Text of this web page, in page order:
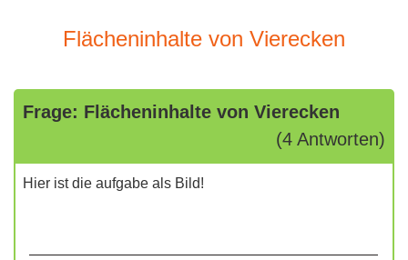
Flächeninhalte von Vierecken
Frage: Flächeninhalte von Vierecken
(4 Antworten)
Hier ist die aufgabe als Bild!